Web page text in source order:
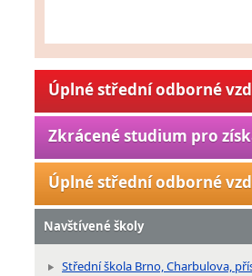
Úplné střední odborné
Zkrácené studium pro
Úplné střední odborné
Navštívené školy
Střední škola Brno, Charbulova,